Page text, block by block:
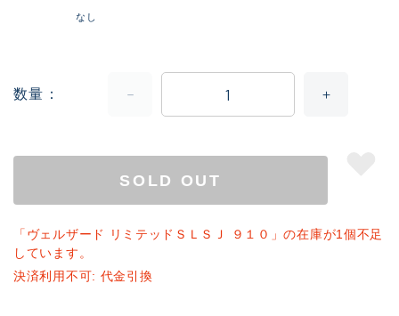
なし
数量
SOLD OUT
「ヴェルザード リミテッドＳＬＳＪ ９１０」の在庫が1個不足
しています。
決済利用不可: 代金引換